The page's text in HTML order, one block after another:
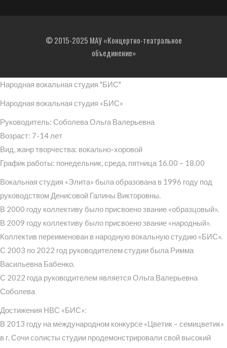
© 2015-2025 МАУ «Концертно-театральное
объединение»
Народная вокальная студия "БИС"
Народная вокальная студия «БИС»
Руководитель: Соболева Ольга Валерьевна
Возраст: 7-14 лет
Вид, жанр творчества: вокально-хоровой
График работы: понедельник, среда, пятница 16.00 – 18.00
Вокальная студия «Элита» была образована в 1996 году под
руководством Денисовой Галины Викторовны.
В 2000 году коллективу было присвоено звание «образцовый».
В 2009 году коллективу было присвоено звание «народный».
Коллектив переименован в народную вокальную студию «БИС».
С 2003 по 2022 год руководителем студии была Римма
Васильевна Бабенко.
С 2022 года руководителем является Ольга Валерьевна
Соболева
Достижения НВС «БИС»:
В 2013 году на международном конкурсе «Цветик – семицветик»
в г. Сочи солисты студии продемонстрировали свой высокий